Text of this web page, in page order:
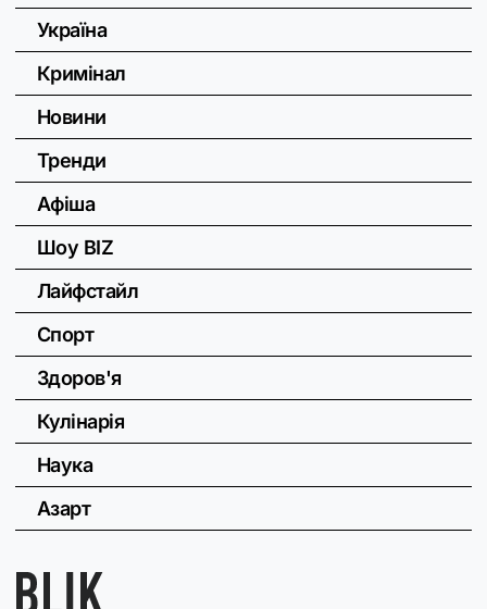
Україна
Кримінал
Новини
Тренди
Афіша
Шоу BIZ
Лайфстайл
Спорт
Здоров'я
Кулінарія
Наука
Азарт